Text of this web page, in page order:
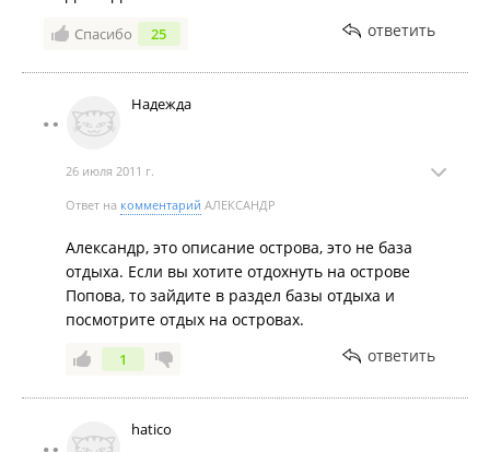
Малоизвестная экотропа на морском берегу: живописный
маршрут ждёт гостей на острове Попова
Спасибо 25 ответить
Надежда
26 июля 2011 г.
Ответ на комментарий АЛЕКСАНДР
Александр, это описание острова, это не база
отдыха. Если вы хотите отдохнуть на острове
Попова, то зайдите в раздел базы отдыха и
посмотрите отдых на островах.
1 ответить
hatico